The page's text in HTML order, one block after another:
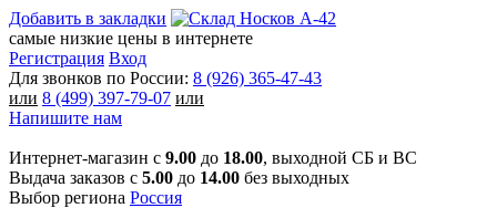
Добавить в закладки
самые низкие цены в интернете
Регистрация Вход
Для звонков по России: 8 (926) 365-47-43
или 8 (499) 397-79-07 или
Напишите нам
Интернет-магазин с 9.00 до 18.00, выходной СБ и ВС
Выдача заказов с 5.00 до 14.00 без выходных
Выбор региона Россия